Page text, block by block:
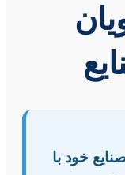
خود با